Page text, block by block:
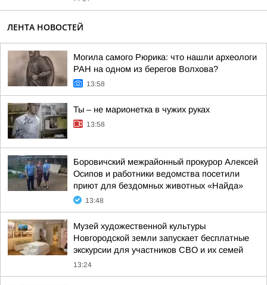
ЛЕНТА НОВОСТЕЙ
Могила самого Рюрика: что нашли археологи
РАН на одном из берегов Волхова?
13:58
Ты – не марионетка в чужих руках
13:58
Боровичский межрайонный прокурор Алексей
Осипов и работники ведомства посетили
приют для бездомных животных «Найда»
13:48
Музей художественной культуры
Новгородской земли запускает бесплатные
экскурсии для участников СВО и их семей
13:24